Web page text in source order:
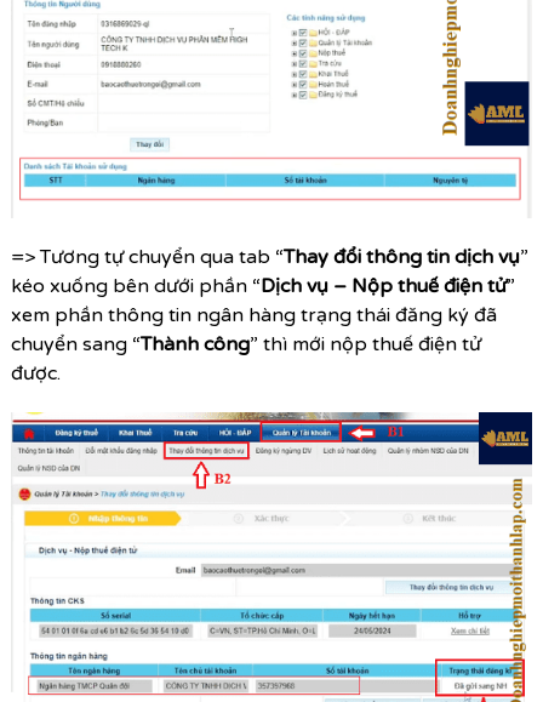
=> Tương tự chuyển qua tab “Thay đổi thông tin dịch vụ”
kéo xuống bên dưới phần “Dịch vụ – Nộp thuế điện tử”
xem phần thông tin ngân hàng trạng thái đăng ký đã
chuyển sang “Thành công” thì mới nộp thuế điện tử
được.